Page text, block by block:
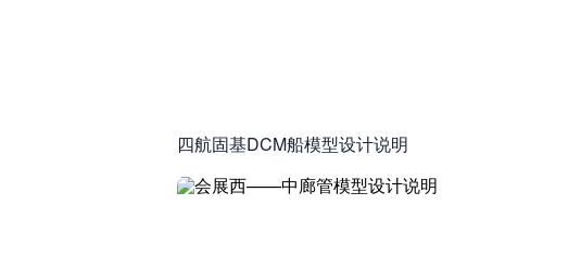
四航固基DCM船模型设计说明